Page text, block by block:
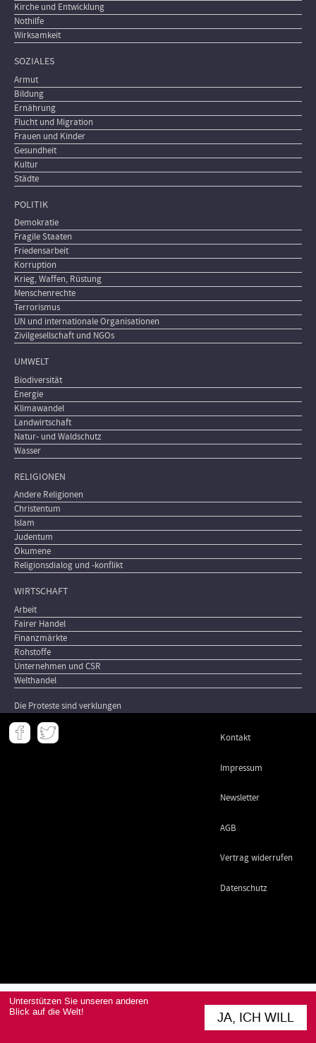
Unterstützen Sie unseren anderen
Blick auf die Welt!
JA, ICH WILL
Kirche und Entwicklung
Nothilfe
Wirksamkeit
SOZIALES
Armut
Bildung
Ernährung
Flucht und Migration
Frauen und Kinder
Gesundheit
Kultur
Städte
POLITIK
Demokratie
Fragile Staaten
Friedensarbeit
Korruption
Krieg, Waffen, Rüstung
Menschenrechte
Terrorismus
UN und internationale Organisationen
Zivilgesellschaft und NGOs
UMWELT
Biodiversität
Energie
Klimawandel
Landwirtschaft
Natur- und Waldschutz
Wasser
RELIGIONEN
Andere Religionen
Christentum
Islam
Judentum
Ökumene
Religionsdialog und -konflikt
WIRTSCHAFT
Arbeit
Fairer Handel
Finanzmärkte
Rohstoffe
Unternehmen und CSR
Welthandel
Die Proteste sind verklungen
Meta
- Kontakt
Impressum
Newsletter
AGB
Vertrag widerrufen
Datenschutz